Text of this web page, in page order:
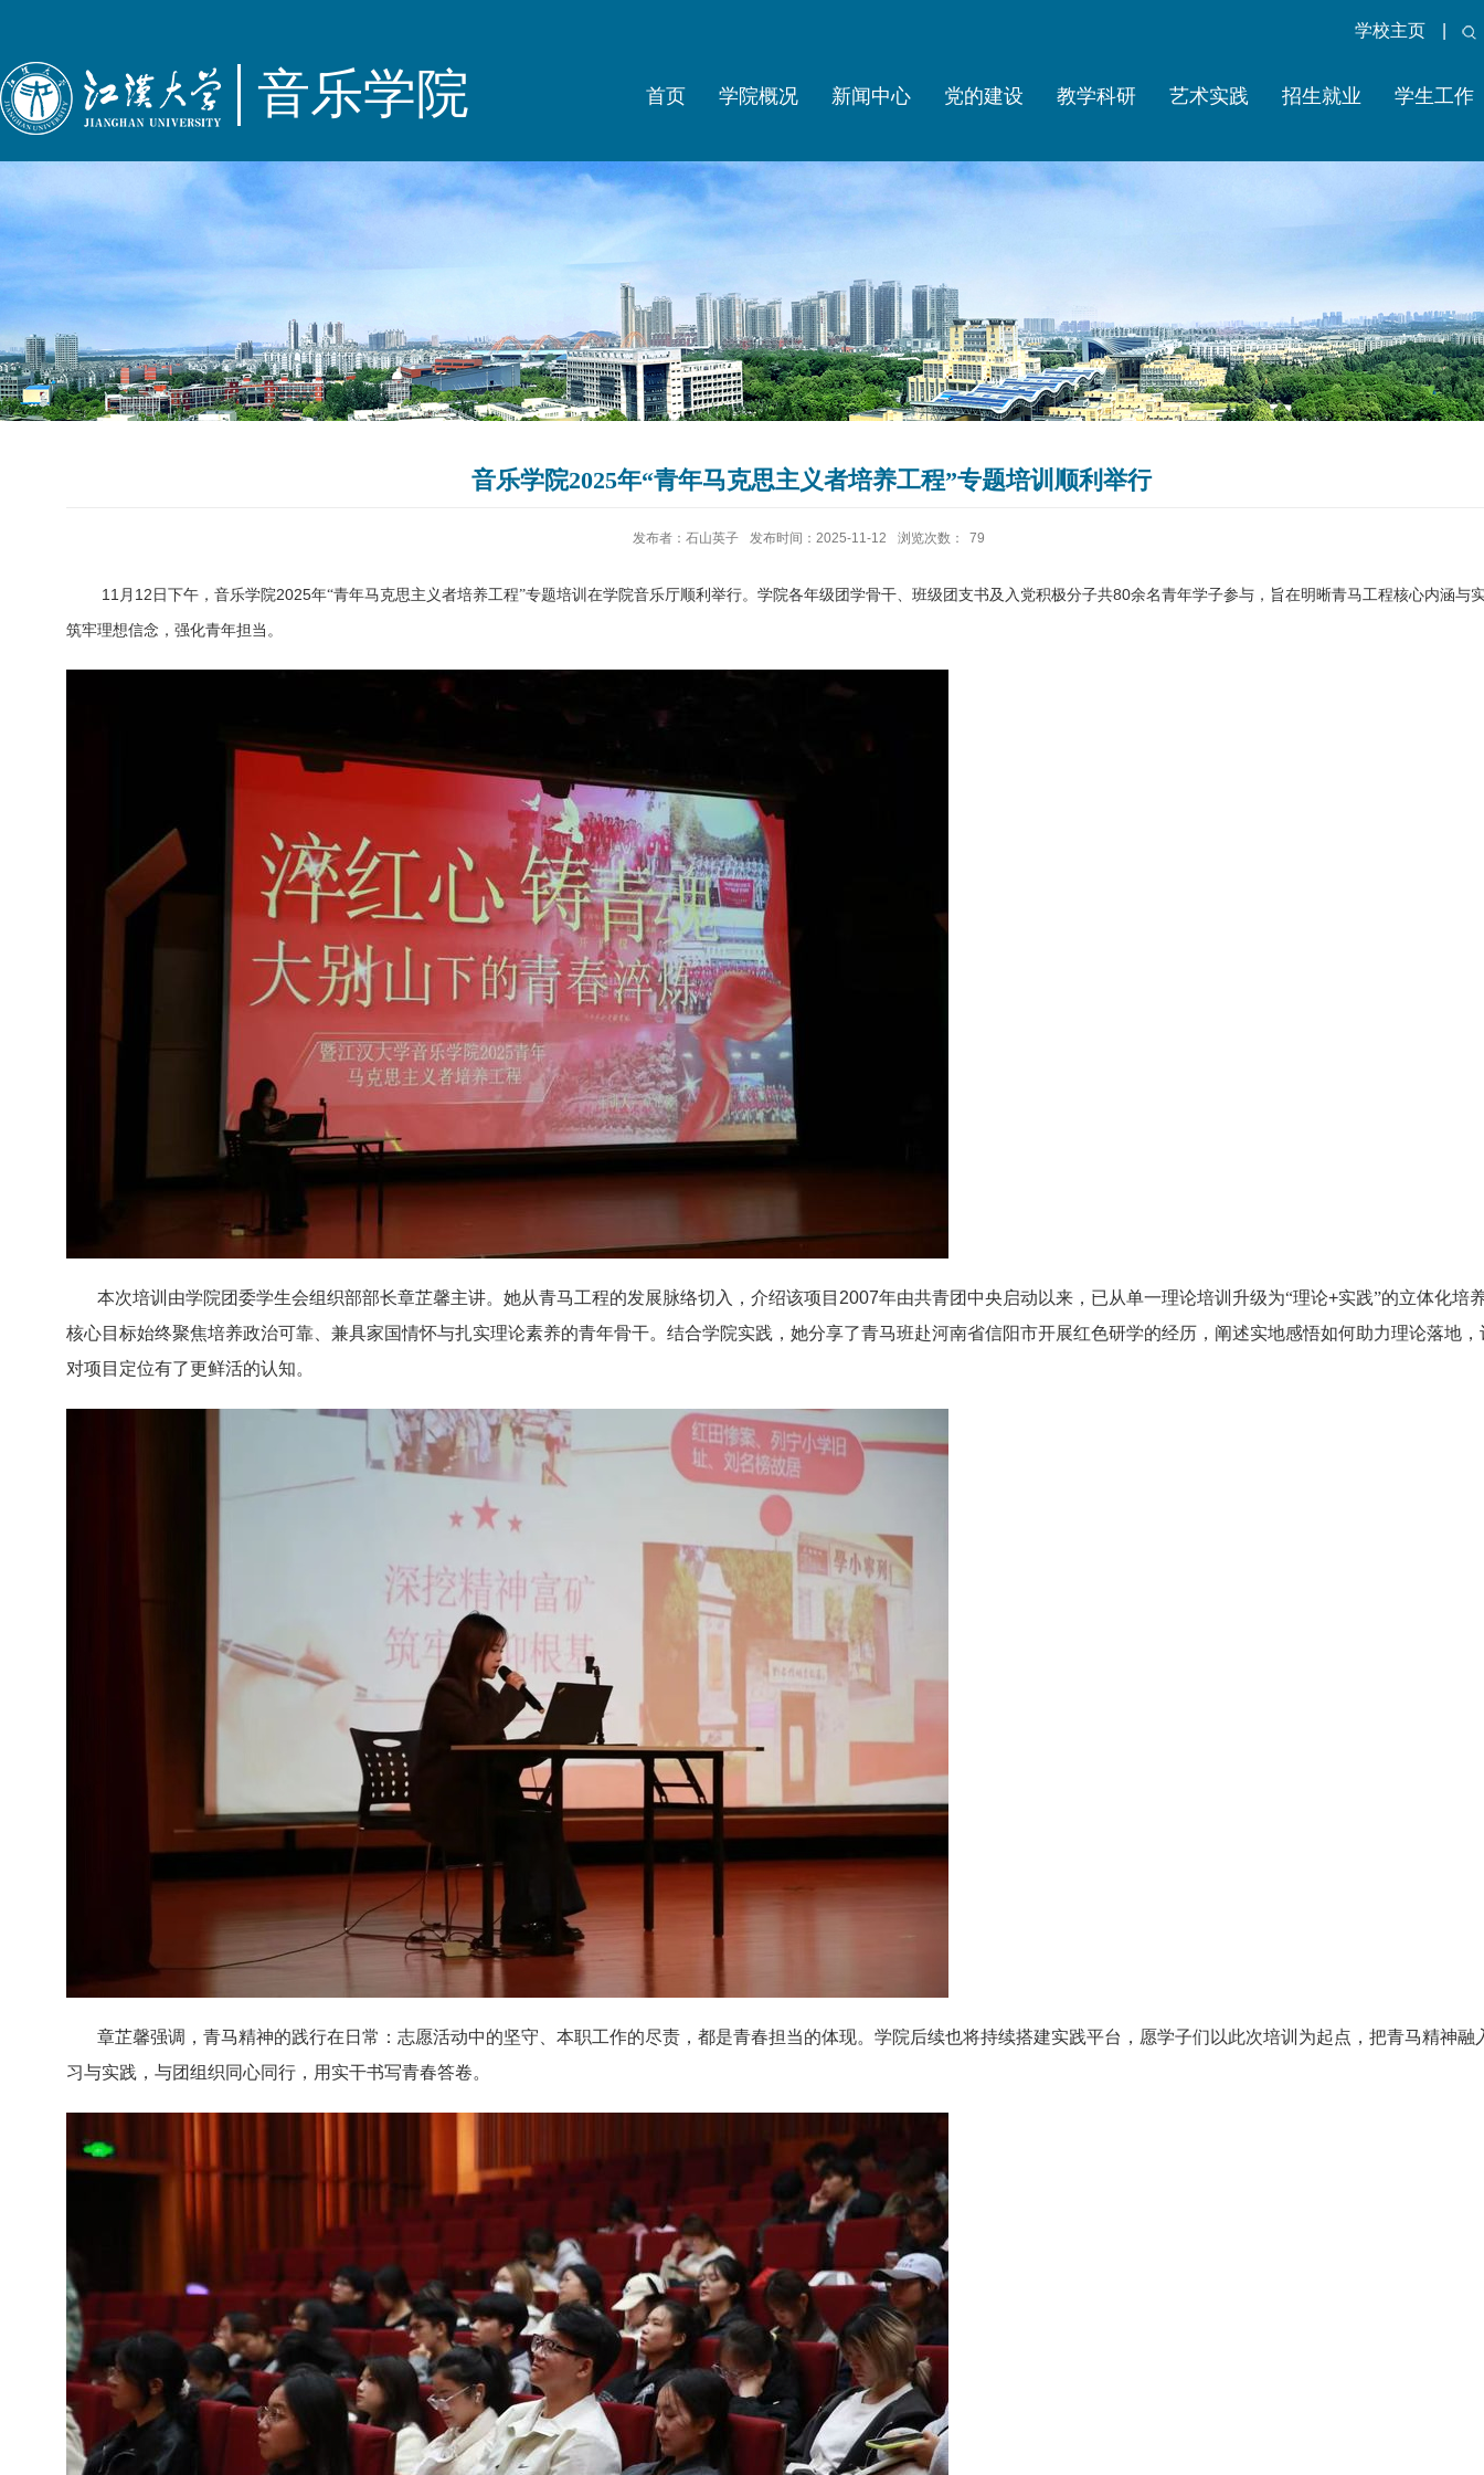
学校主页
音乐学院 首页 学院概况 新闻中心 党的建设 教学科研 艺术实践 招生就业 学生工作
音乐学院2025年“青年马克思主义者培养工程”专题培训顺利举行
发布者：石山英子 发布时间：2025-11-12 浏览次数： 79
11 月 12 日下午，音乐学院2025年“青年马克思主义者培养工程”专题培训在学院音乐厅顺利举行。学院各年级团学骨干、班级团支书及入党积极分子共80余名青年学子参与，旨在明晰青马工程核心内涵与
筑牢理想信念，强化青年担当。
本次培训由学院团委学生会组织部部长章芷馨主讲。她从青马工程的发展脉络切入，介绍该项目 2007年由共青团中央启动以来，已从单一理论培训升级为“理论+实践”的立体化培
核心目标始终聚焦培养政治可靠、兼具家国情怀与扎实理论素养的青年骨干。结合学院实践，她分享了青马班赴河南省信阳市开展红色研学的经历，阐述实地感悟如何助力理论落地，
对项目定位有了更鲜活的认知。
章芷馨强调，青马精神的践行在日常：志愿活动中的坚守、本职工作的尽责，都是青春担当的体现。学院后续也将持续搭建实践平台，愿学子们以此次培训为起点，把青马精神融
习与实践，与团组织同心同行，用实干书写青春答卷。